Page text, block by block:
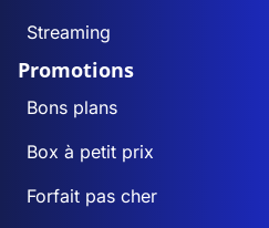
Streaming
Promotions
Bons plans
Box à petit prix
Forfait pas cher